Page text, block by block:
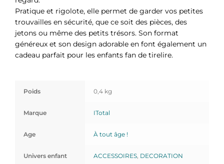
Pratique et rigolote, elle permet de garder vos petites
trouvailles en sécurité, que ce soit des pièces, des
jetons ou même des petits trésors. Son format
généreux et son design adorable en font également un
cadeau parfait pour les enfants fan de tirelire.
Poids 0,4 kg
Marque ITotal
Age À tout âge !
Univers enfant ACCESSOIRES, DECORATION